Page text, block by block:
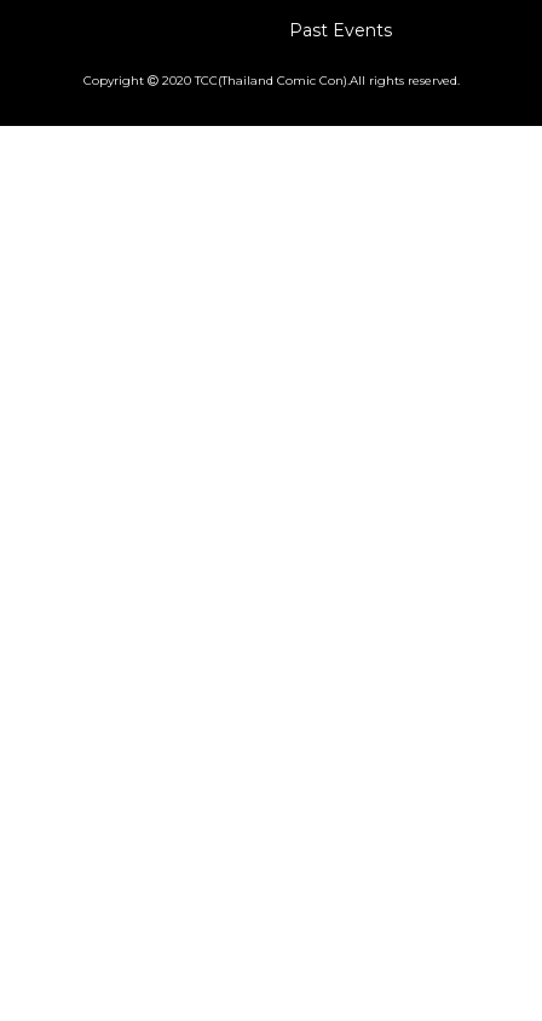
Past Events
Copyright 2020 TCC(Thailand Comic Con).All rights reserved.